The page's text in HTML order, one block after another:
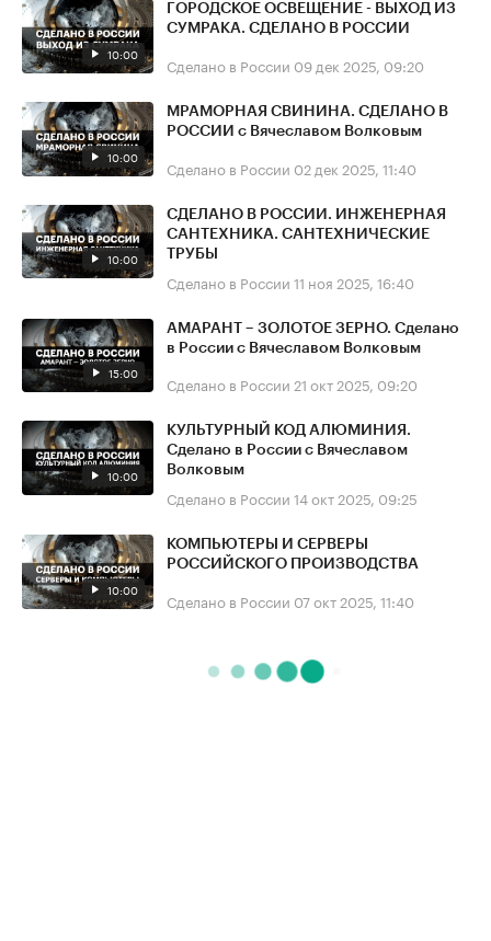
10:00
ГОРОДСКОЕ ОСВЕЩЕНИЕ - ВЫХОД ИЗ
СУМРАКА. СДЕЛАНО В РОССИИ
Сделано в России 09 дек 2025, 09:20
10:00
МРАМОРНАЯ СВИНИНА. СДЕЛАНО В
РОССИИ с Вячеславом Волковым
Сделано в России 02 дек 2025, 11:40
10:00
СДЕЛАНО В РОССИИ. ИНЖЕНЕРНАЯ
САНТЕХНИКА. САНТЕХНИЧЕСКИЕ
ТРУБЫ
Сделано в России 11 ноя 2025, 16:40
15:00
АМАРАНТ – ЗОЛОТОЕ ЗЕРНО. Сделано
в России с Вячеславом Волковым
Сделано в России 21 окт 2025, 09:20
10:00
КУЛЬТУРНЫЙ КОД АЛЮМИНИЯ.
Сделано в России с Вячеславом
Волковым
Сделано в России 14 окт 2025, 09:25
10:00
КОМПЬЮТЕРЫ И СЕРВЕРЫ
РОССИЙСКОГО ПРОИЗВОДСТВА
Сделано в России 07 окт 2025, 11:40